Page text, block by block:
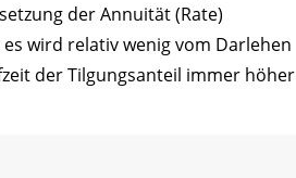
der Annuität (Rate)
wird relativ wenig vom Darlehen
der Tilgungsanteil immer höher